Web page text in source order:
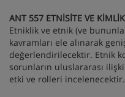
ANT 557 ETNİSİTE VE KİMLİK
Etniklik ve etnik (ve
kavramları ele alınarak
değerlendirilecektir. Etnik
sorunların uluslararası
etki ve rolleri incelenecektir.